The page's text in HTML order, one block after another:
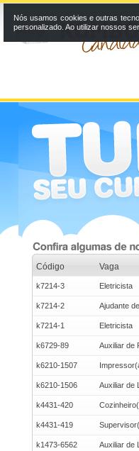
Código Vaga
k7214-3 Eletricista
k7214-2 Ajudante
k7214-1 Eletricista
k6729-89 Auxiliar de
k6210-1507
k6210-1506 Auxiliar de
k4431-420
k4431-419
k1473-6562 Auxiliar de
Nós usamos cookies e outras
personalizado. Ao utilizar nossos